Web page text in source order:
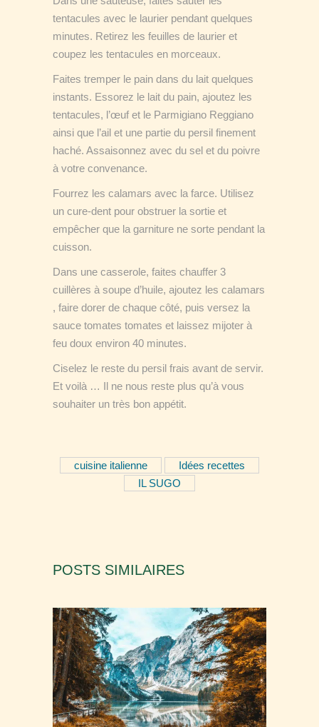
tentacules avec le laurier pendant quelques
minutes. Retirez les feuilles de laurier et
coupez les tentacules en morceaux.
Faites tremper le pain dans du lait quelques
instants. Essorez le lait du pain, ajoutez les
tentacules, l’œuf et le Parmigiano Reggiano
ainsi que l’ail et une partie du persil finement
haché. Assaisonnez avec du sel et du poivre
à votre convenance.
Fourrez les calamars avec la farce. Utilisez
un cure-dent pour obstruer la sortie et
empêcher que la garniture ne sorte pendant la
cuisson.
Dans une casserole, faites chauffer 3
cuillères à soupe d’huile, ajoutez les calamars
, faire dorer de chaque côté, puis versez la
sauce tomates tomates et laissez mijoter à
feu doux environ 40 minutes.
Ciselez le reste du persil frais avant de servir.
Et voilà … Il ne nous reste plus qu’à vous
souhaiter un très bon appétit.
cuisine italienne
Idées recettes
IL SUGO
POSTS SIMILAIRES